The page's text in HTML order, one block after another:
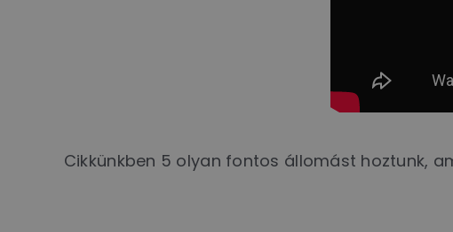
Cikkünkben 5 olyan fontos állomást hoztunk,